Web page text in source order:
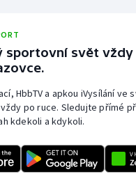
sportovní svět vždy
HbbTV a apkou iVysílání ve
po ruce. Sledujte přímé
kdekoli a kdykoli.